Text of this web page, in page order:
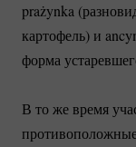
prażynka
картофель) и
форма
В то же время